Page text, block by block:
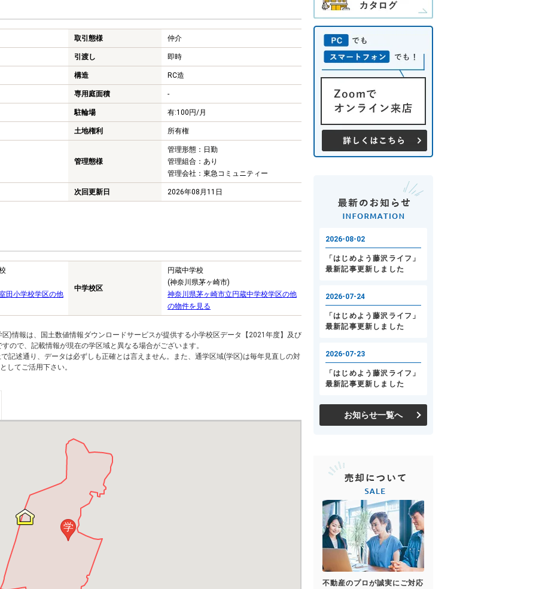
取引態様 仲介
引渡し 即時
構造 RC造
専用庭面積 -
駐輪場 有:100円/月
土地権利 所有権
管理態様
管理形態：日勤
管理組合：あり
管理会社：東急コミュニティー
次回更新日 2026年08月11日
田小学校学区の他
中学校区
円蔵中学校
(神奈川県茅ヶ崎市)
神奈川県茅ヶ崎市立円蔵中学校学区の他
の物件を見る
)情報は、国土数値情報ダウンロードサービスが提供する小学校区データ【2021年度】及び
ので、記載情報が現在の学区域と異なる場合がございます。
記述通り、データは必ずしも正確とは言えません。また、通学区域(学区)は毎年見直しの対
してご活用下さい。
学
お知らせ一覧へ
不動産のプロが誠実にご対応